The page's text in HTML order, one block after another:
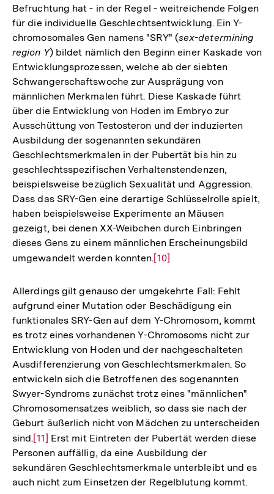
Befruchtung hat - in der Regel - weitreichende Folgen
für die individuelle Geschlechtsentwicklung. Ein Y-
chromosomales Gen namens "SRY" (sex-determining
region Y) bildet nämlich den Beginn einer Kaskade von
Entwicklungsprozessen, welche ab der siebten
Schwangerschaftswoche zur Ausprägung von
männlichen Merkmalen führt. Diese Kaskade führt
über die Entwicklung von Hoden im Embryo zur
Ausschüttung von Testosteron und der induzierten
Ausbildung der sogenannten sekundären
Geschlechtsmerkmalen in der Pubertät bis hin zu
geschlechtsspezifischen Verhaltenstendenzen,
beispielsweise bezüglich Sexualität und Aggression.
Dass das SRY-Gen eine derartige Schlüsselrolle spielt,
haben beispielsweise Experimente an Mäusen
gezeigt, bei denen XX-Weibchen durch Einbringen
dieses Gens zu einem männlichen Erscheinungsbild
umgewandelt werden konnten.Zur
der
Fußnote
[10]
Allerdings gilt genauso der umgekehrte Fall: Fehlt
aufgrund einer Mutation oder Beschädigung ein
funktionales SRY-Gen auf dem Y-Chromosom, kommt
es trotz eines vorhandenen Y-Chromosoms nicht zur
Entwicklung von Hoden und der nachgeschalteten
Ausdifferenzierung von Geschlechtsmerkmalen. So
entwickeln sich die Betroffenen des sogenannten
Swyer-Syndroms zunächst trotz eines "männlichen"
Chromosomensatzes weiblich, so dass sie nach der
Geburt äußerlich nicht von Mädchen zu unterscheiden
sind.Zur
Auflösung
der
Fußnote
[11] Erst mit Eintreten der Pubertät werden diese
Personen auffällig, da eine Ausbildung der
sekundären Geschlechtsmerkmale unterbleibt und es
auch nicht zum Einsetzen der Regelblutung kommt.